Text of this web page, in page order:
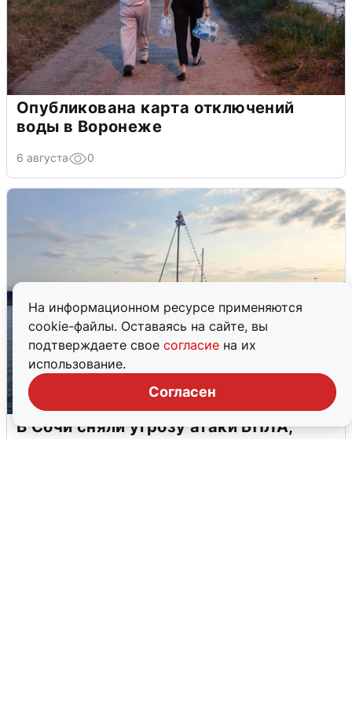
На информационном ресурсе применяются
cookie-файлы. Оставаясь на сайте, вы
подтверждаете свое согласие на их
использование.
Согласен
Опубликована карта отключений
воды в Воронеже
6 августа 0
В Сочи сняли угрозу атаки БПЛА,